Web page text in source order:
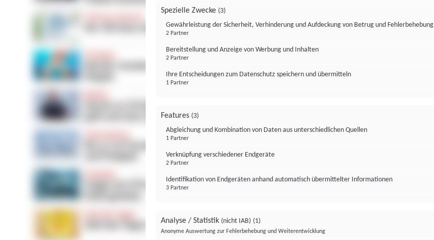
Spezielle Zwecke (3)
Gewährleistung der Sicherheit, Verhinderung und Aufdeckung von Betrug und Fehlerbehebung
2 Partner
Bereitstellung und Anzeige von Werbung und Inhalten
2 Partner
Ihre Entscheidungen zum Datenschutz speichern und übermitteln
1 Partner
Features (3)
Abgleichung und Kombination von Daten aus unterschiedlichen Quellen
1 Partner
Verknüpfung verschiedener Endgeräte
2 Partner
Identifikation von Endgeräten anhand automatisch übermittelter Informationen
3 Partner
Analyse / Statistik (nicht IAB) (1)
Anonyme Auswertung zur Fehlerbehebung und Weiterentwicklung